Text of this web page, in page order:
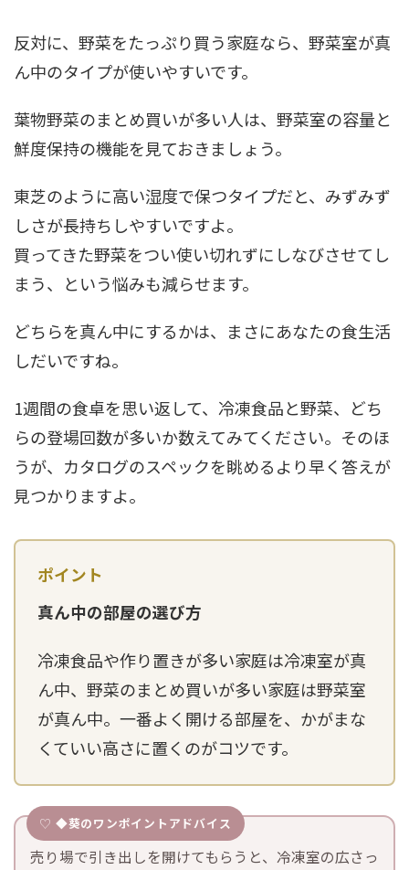
反対に、野菜をたっぷり買う家庭なら、野菜室が真
ん中のタイプが使いやすいです。
葉物野菜のまとめ買いが多い人は、野菜室の容量と
鮮度保持の機能を見ておきましょう。
東芝のように高い湿度で保つタイプだと、みずみず
しさが長持ちしやすいですよ。
買ってきた野菜をつい使い切れずにしなびさせてし
まう、という悩みも減らせます。
どちらを真ん中にするかは、まさにあなたの食生活
しだいですね。
1週間の食卓を思い返して、冷凍食品と野菜、どち
らの登場回数が多いか数えてみてください。そのほ
うが、カタログのスペックを眺めるより早く答えが
見つかりますよ。
真ん中の部屋の選び方
冷凍食品や作り置きが多い家庭は冷凍室が真
ん中、野菜のまとめ買いが多い家庭は野菜室
が真ん中。一番よく開ける部屋を、かがまな
くていい高さに置くのがコツです。
◆葵のワンポイントアドバイス
売り場で引き出しを開けてもらうと、冷凍室の広さっ